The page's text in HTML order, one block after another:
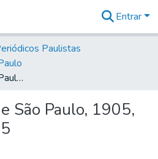
&
Coleções
Tudo na
Biblioteca
Estatísticas
Entrar
Paulistas
O Commercio de São Paulo, 1905, Ano XIII, n. 4415
São Paulo, 1905,